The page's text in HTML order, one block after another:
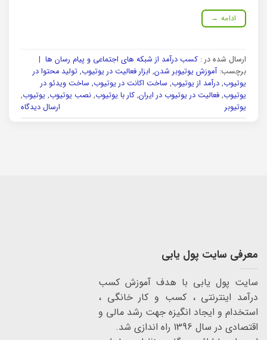
ادامه →
ارسال شده در : کسب درآمد از شبکه های اجتماعی و پیام رسان ها |
برچسب:آموزش یوتیوبر شدن, ابزار فعالیت در یوتیوب, تولید محتوا در
یوتیوب, درآمد از یوتیوب, ساخت اکانت در یوتیوب, ساخت ویدئو در
یوتیوب, فعالیت در یوتیوب در ایران, کار با یوتیوب, نصب یوتیوب, یوتیوب,
یوتیوبر
ارسال دیدگاه
معرفی سایت پول یابی
سایت پول یابی با هدف آموزش کسب
درآمد اینترنتی ، کسب و کار خانگی ،
استخدام و ایجاد انگیزه جهت رشد مالی و
اقتصادی در سال 1396 راه اندازی شد.